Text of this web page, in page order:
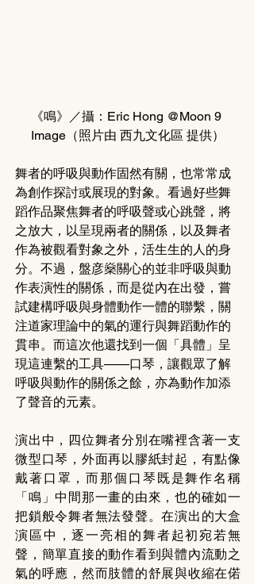
《鳴》／攝：Eric Hong @Moon 9
Image（照片由 西九文化區 提供）
舞者的呼吸與動作固然有關，也常常成
為創作探討或展現的對象。看過好些舞
蹈作品聚焦舞者的呼吸聲或心跳聲，將
之放大，以呈現兩者的關係，以及舞者
作為被觀看對象之外，活生生的人的身
分。不過，盤彦燊關心的並非呼吸與動
作表演性的關係，而是從內在出發，嘗
試建構呼吸與身體動作一體的聯繫，關
注道家理論中的氣的運行與舞蹈動作的
貫串。而這次他還找到一個「具體」呈
現這連繫的工具——口琴，讓觀眾了解
呼吸與動作的關係之餘，亦為動作加添
了聲音的元素。
演出中，四位舞者分別在嘴裡含著一支
微型口琴，外面再以膠紙封起，有點像
戴著口罩，而那個口琴既是舞作名稱
「鳴」中間那一畫的由來，也的確如一
把鎖般令舞者無法發聲。在演出的大盒
演區中，逐一亮相的舞者起初宛若無
聲，簡單直接的動作看到與體內流動之
氣的呼應，然而肢體的舒展與收縮在偌